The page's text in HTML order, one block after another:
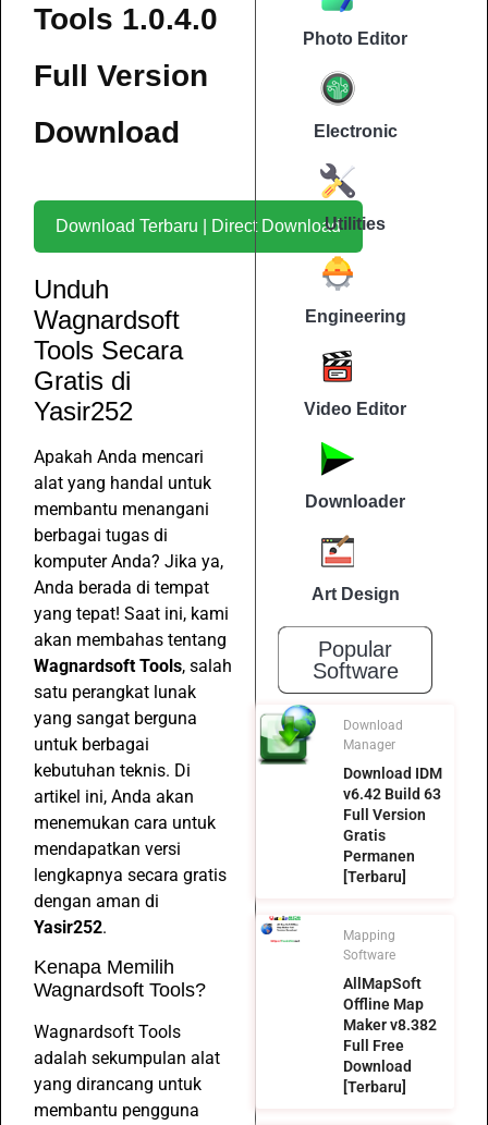
Tools 1.0.4.0
Full Version
Download
Download Terbaru | Direct Download
Unduh
Wagnardsoft
Tools Secara
Gratis di
Yasir252
Apakah Anda mencari
alat yang handal untuk
membantu menangani
berbagai tugas di
komputer Anda? Jika ya,
Anda berada di tempat
yang tepat! Saat ini, kami
akan membahas tentang
Wagnardsoft Tools, salah
satu perangkat lunak
yang sangat berguna
untuk berbagai
kebutuhan teknis. Di
artikel ini, Anda akan
menemukan cara untuk
mendapatkan versi
lengkapnya secara gratis
dengan aman di
Yasir252.
Kenapa Memilih
Wagnardsoft Tools?
Wagnardsoft Tools
adalah sekumpulan alat
yang dirancang untuk
membantu pengguna
Photo Editor
Electronic
Utilities
Engineering
Video Editor
Downloader
Art Design
Popular
Software
Download
Manager
Download IDM
v6.42 Build 63
Full Version
Gratis
Permanen
[Terbaru]
Mapping
Software
AllMapSoft
Offline Map
Maker v8.382
Full Free
Download
[Terbaru]